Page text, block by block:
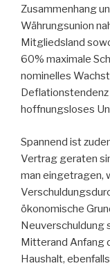
Zusammenhang
Währungsunion
Mitgliedsland
60% maximale
nominelles
Deflationstendenz
hoffnungsloses
Spannend ist
Vertrag geraten
man eingetragen,
ökonomische
Neuverschuldung
Mitterand Anfang
Haushalt,